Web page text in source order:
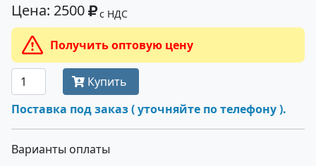
Цена: 2500 с НДС
Получить оптовую цену
Купить
Поставка под заказ ( уточняйте по телефону ).
Варианты оплаты